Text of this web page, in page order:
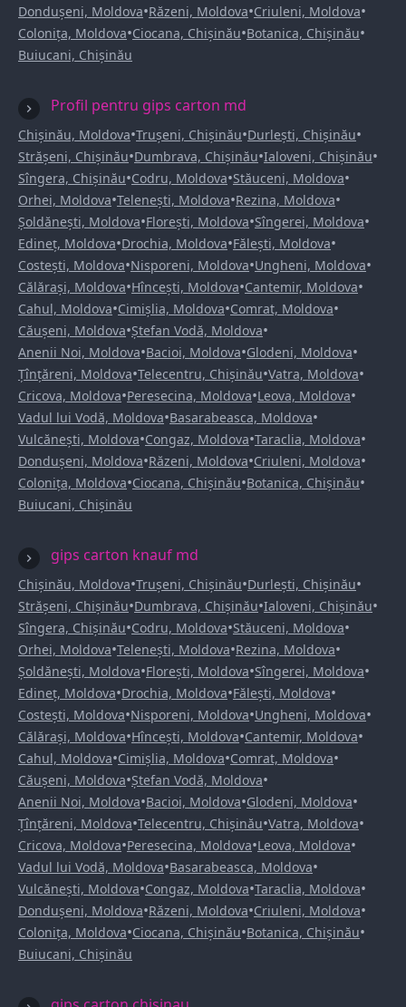
Dondușeni, Moldova•Răzeni, Moldova•Criuleni, Moldova•
Colonița, Moldova•Ciocana, Chișinău•Botanica, Chișinău•
Buiucani, Chișinău
Profil pentru gips carton md
Chișinău, Moldova•Trușeni, Chișinău•Durlești, Chișinău•
Strășeni, Chișinău•Dumbrava, Chișinău•Ialoveni, Chișinău•
Sîngera, Chișinău•Codru, Moldova•Stăuceni, Moldova•
Orhei, Moldova•Telenești, Moldova•Rezina, Moldova•
Șoldănești, Moldova•Florești, Moldova•Sîngerei, Moldova•
Edineț, Moldova•Drochia, Moldova•Fălești, Moldova•
Costești, Moldova•Nisporeni, Moldova•Ungheni, Moldova•
Călărași, Moldova•Hîncești, Moldova•Cantemir, Moldova•
Cahul, Moldova•Cimișlia, Moldova•Comrat, Moldova•
Căușeni, Moldova•Ștefan Vodă, Moldova•
Anenii Noi, Moldova•Bacioi, Moldova•Glodeni, Moldova•
Țînțăreni, Moldova•Telecentru, Chișinău•Vatra, Moldova•
Cricova, Moldova•Peresecina, Moldova•Leova, Moldova•
Vadul lui Vodă, Moldova•Basarabeasca, Moldova•
Vulcănești, Moldova•Congaz, Moldova•Taraclia, Moldova•
Dondușeni, Moldova•Răzeni, Moldova•Criuleni, Moldova•
Colonița, Moldova•Ciocana, Chișinău•Botanica, Chișinău•
Buiucani, Chișinău
gips carton knauf md
Chișinău, Moldova•Trușeni, Chișinău•Durlești, Chișinău•
Strășeni, Chișinău•Dumbrava, Chișinău•Ialoveni, Chișinău•
Sîngera, Chișinău•Codru, Moldova•Stăuceni, Moldova•
Orhei, Moldova•Telenești, Moldova•Rezina, Moldova•
Șoldănești, Moldova•Florești, Moldova•Sîngerei, Moldova•
Edineț, Moldova•Drochia, Moldova•Fălești, Moldova•
Costești, Moldova•Nisporeni, Moldova•Ungheni, Moldova•
Călărași, Moldova•Hîncești, Moldova•Cantemir, Moldova•
Cahul, Moldova•Cimișlia, Moldova•Comrat, Moldova•
Căușeni, Moldova•Ștefan Vodă, Moldova•
Anenii Noi, Moldova•Bacioi, Moldova•Glodeni, Moldova•
Țînțăreni, Moldova•Telecentru, Chișinău•Vatra, Moldova•
Cricova, Moldova•Peresecina, Moldova•Leova, Moldova•
Vadul lui Vodă, Moldova•Basarabeasca, Moldova•
Vulcănești, Moldova•Congaz, Moldova•Taraclia, Moldova•
Dondușeni, Moldova•Răzeni, Moldova•Criuleni, Moldova•
Colonița, Moldova•Ciocana, Chișinău•Botanica, Chișinău•
Buiucani, Chișinău